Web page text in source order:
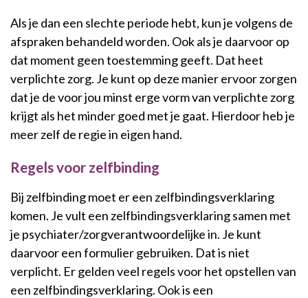
Als je dan een slechte periode hebt, kun je volgens de
afspraken behandeld worden. Ook als je daarvoor op
dat moment geen toestemming geeft. Dat heet
verplichte zorg. Je kunt op deze manier ervoor zorgen
dat je de voor jou minst erge vorm van verplichte zorg
krijgt als het minder goed met je gaat. Hierdoor heb je
meer zelf de regie in eigen hand.
Regels voor zelfbinding
Bij zelfbinding moet er een zelfbindingsverklaring
komen. Je vult een zelfbindingsverklaring samen met
je psychiater/zorgverantwoordelijke in. Je kunt
daarvoor een formulier gebruiken. Dat is niet
verplicht. Er gelden veel regels voor het opstellen van
een zelfbindingsverklaring. Ook is een